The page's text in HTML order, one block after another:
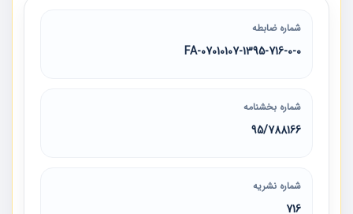
شماره ضابطه
07010107-1395-716-0-0-FA
شماره بخشنامه
95/788166
شماره نشریه
716